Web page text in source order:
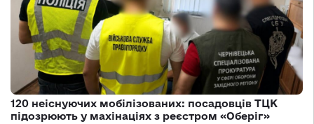
120 неіснуючих мобілізованих: посадовців ТЦК
підозрюють у махінаціях з реєстром «Оберіг»